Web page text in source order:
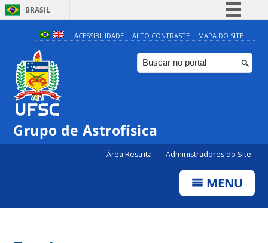
BRASIL
Simplifique!
Comunica BR
Participe
ACESSIBILIDADE ALTO CONTRASTE MAPA DO SITE
Grupo de Astrofísica
Área Restrita Administradores do Site
MENU